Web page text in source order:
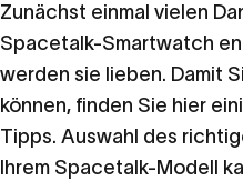
Zunächst einmal vielen
Spacetalk-Smartwatch
werden sie lieben. Damit
können, finden Sie hier
Tipps. Auswahl des
Ihrem Spacetalk-Modell